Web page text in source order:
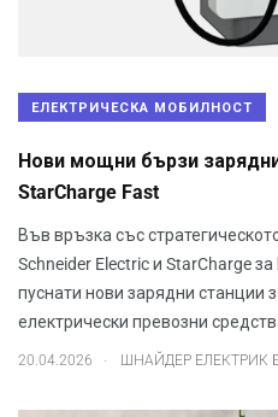
ЕЛЕКТРИЧЕСКА МОБИЛНОСТ
Нови мощни бързи
StarCharge Fast
Във връзка със
Schneider Electric и StarCharge
пуснати нови зарядни станции
електрически превозни
20.04.2026 . ШНАЙДЕР ЕЛЕКТРИК